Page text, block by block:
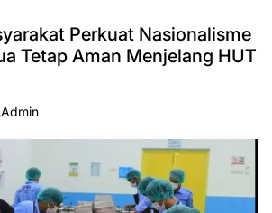
Perkuat Nasionalisme
Tetap Aman Menjelang HUT
Admin